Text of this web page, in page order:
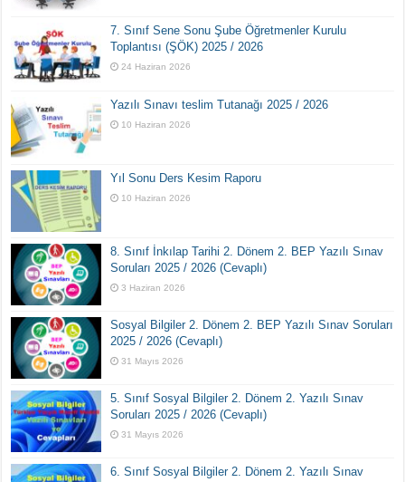
7. Sınıf Sene Sonu Şube Öğretmenler Kurulu
Toplantısı (ŞÖK) 2025 / 2026
24 Haziran 2026
Yazılı Sınavı teslim Tutanağı 2025 / 2026
10 Haziran 2026
Yıl Sonu Ders Kesim Raporu
10 Haziran 2026
8. Sınıf İnkılap Tarihi 2. Dönem 2. BEP Yazılı Sınav
Soruları 2025 / 2026 (Cevaplı)
3 Haziran 2026
Sosyal Bilgiler 2. Dönem 2. BEP Yazılı Sınav Soruları
2025 / 2026 (Cevaplı)
31 Mayıs 2026
5. Sınıf Sosyal Bilgiler 2. Dönem 2. Yazılı Sınav
Soruları 2025 / 2026 (Cevaplı)
31 Mayıs 2026
6. Sınıf Sosyal Bilgiler 2. Dönem 2. Yazılı Sınav